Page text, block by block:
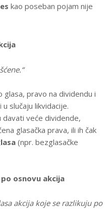
kao poseban pojam nije
glasa, pravo na dividendu i
slučaju likvidacije.
davati veće dividende,
glasačka prava, ili ih čak
(npr. bezglasačke
osnovu akcija
akcija koje se razlikuju po